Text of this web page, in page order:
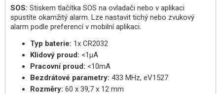
SOS: Stiskem tlačítka SOS na ovladači nebo v aplikaci
spustíte okamžitý alarm. Lze nastavit tichý nebo zvukový
alarm podle preferencí v mobilní aplikaci.
Typ baterie: 1x CR2032
Klidový proud: <1µA
Pracovní proud: <10mA
Bezdrátové parametry: 433 MHz, eV1527
Rozměry: 60 x 39,7 x 12 mm